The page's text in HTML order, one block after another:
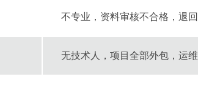
不专业，资料审核不合格，退回
无技术人，项目全部外包，运